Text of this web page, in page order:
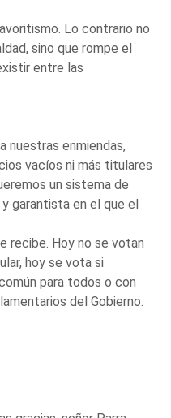
Lo contrario no
sino que rompe el
entre las
nuestras enmiendas,
vacíos ni más titulares
un sistema de
garantista en el que el
recibe. Hoy no se votan
hoy se vota si
para todos o con
del Gobierno.